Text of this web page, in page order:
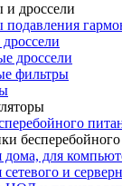
дроссели
подавления
дроссели
фильтры
для
и